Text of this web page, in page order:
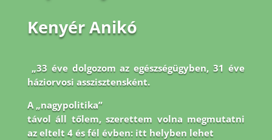
Kenyér Anikó
„33 éve dolgozom az egészségügyben, 31 éve
háziorvosi asszisztensként.
A „nagypolitika”
távol áll tőlem, szerettem volna megmutatni
az eltelt 4 és fél évben: itt helyben lehet